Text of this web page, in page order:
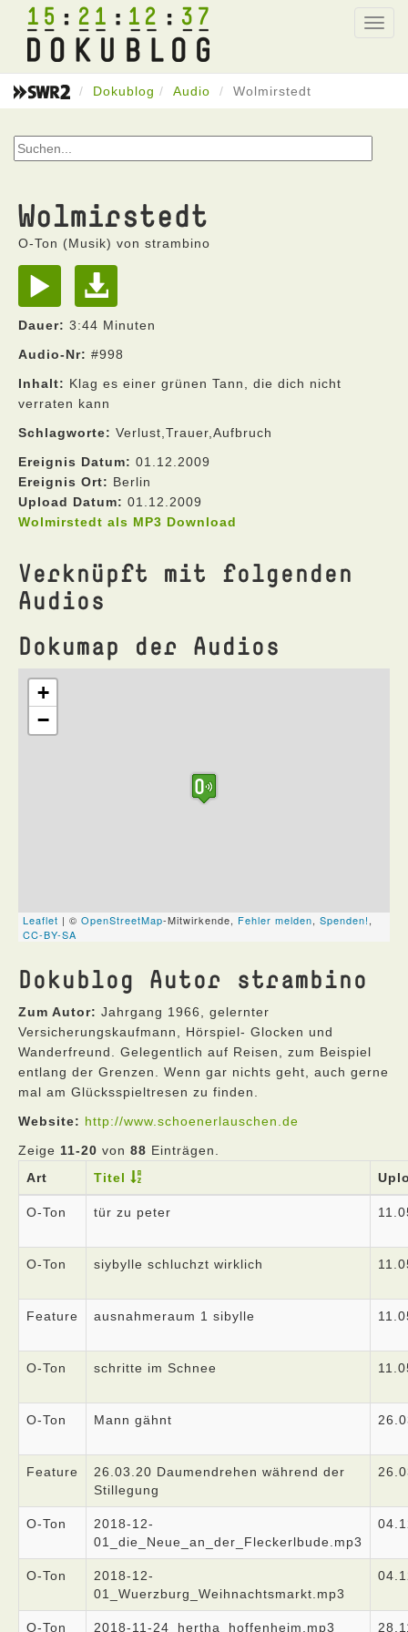
15 21 12 37
Dokublog Audio Wolmirstedt
Wolmirstedt
O-Ton (Musik) von strambino
Dauer: 3:44 Minuten
Audio-Nr: #998
Inhalt: Klag es einer grünen Tann, die dich nicht
verraten kann
Schlagworte: Verlust,Trauer,Aufbruch
Ereignis Datum: 01.12.2009
Ereignis Ort: Berlin
Upload Datum: 01.12.2009
Wolmirstedt als MP3 Download
Verknüpft mit folgenden
Audios
Dokumap der Audios
Dokublog Autor strambino
Zum Autor: Jahrgang 1966, gelernter
Versicherungskaufmann, Hörspiel- Glocken und
Wanderfreund. Gelegentlich auf Reisen, zum Beispiel
entlang der Grenzen. Wenn gar nichts geht, auch gerne
mal am Glücksspieltresen zu finden.
Website: http://www.schoenerlauschen.de
Zeige 11-20 von 88 Einträgen.
Art
Titel
O-Ton tür zu peter
O-Ton siybylle schluchzt wirklich
Feature ausnahmeraum 1 sibylle
O-Ton schritte im Schnee
O-Ton Mann gähnt
Feature
26.03.20 Daumendrehen während der
Stillegung
O-Ton
2018-12-
01_die_Neue_an_der_Fleckerlbude.mp3
O-Ton
2018-12-
01_Wuerzburg_Weihnachtsmarkt.mp3
O-Ton 2018-11-24_hertha_hoffenheim.mp3